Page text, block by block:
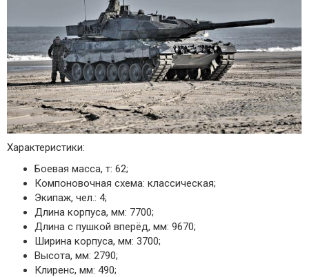
Характеристики:
Боевая масса, т: 62;
Компоновочная схема: классическая;
Экипаж, чел.: 4;
Длина корпуса, мм: 7700;
Длина с пушкой вперёд, мм: 9670;
Ширина корпуса, мм: 3700;
Высота, мм: 2790;
Клиренс, мм: 490;